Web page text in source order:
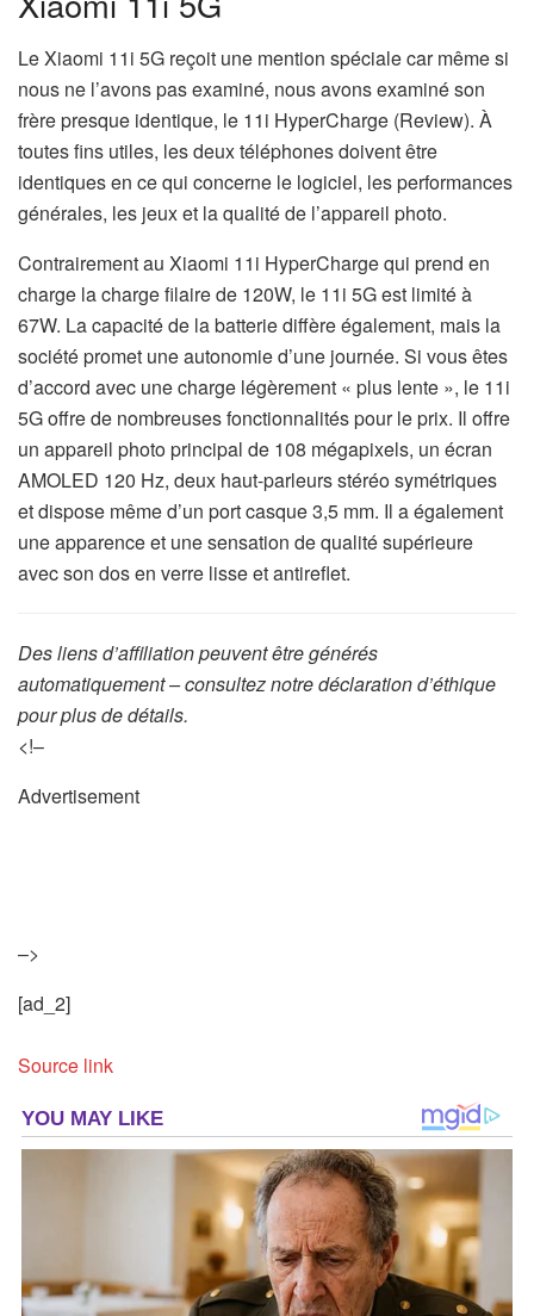
Le Xiaomi 11i 5G reçoit une mention spéciale car même si
nous ne l’avons pas examiné, nous avons examiné son
frère presque identique, le 11i HyperCharge (Review). À
toutes fins utiles, les deux téléphones doivent être
identiques en ce qui concerne le logiciel, les performances
générales, les jeux et la qualité de l’appareil photo.
Contrairement au Xiaomi 11i HyperCharge qui prend en
charge la charge filaire de 120W, le 11i 5G est limité à
67W. La capacité de la batterie diffère également, mais la
société promet une autonomie d’une journée. Si vous êtes
d’accord avec une charge légèrement « plus lente », le 11i
5G offre de nombreuses fonctionnalités pour le prix. Il offre
un appareil photo principal de 108 mégapixels, un écran
AMOLED 120 Hz, deux haut-parleurs stéréo symétriques
et dispose même d’un port casque 3,5 mm. Il a également
une apparence et une sensation de qualité supérieure
avec son dos en verre lisse et antireflet.
Des liens d’affiliation peuvent être générés
automatiquement – consultez notre déclaration d’éthique
pour plus de détails.
<!–
Advertisement
–>
[ad_2]
Source link